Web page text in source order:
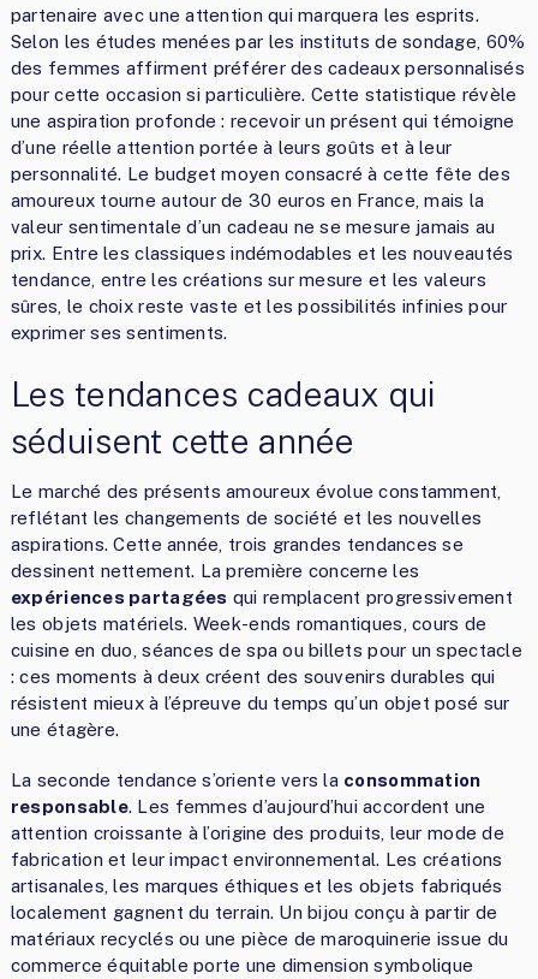
partenaire avec une attention qui marquera les esprits.
Selon les études menées par les instituts de sondage, 60%
des femmes affirment préférer des cadeaux personnalisés
pour cette occasion si particulière. Cette statistique révèle
une aspiration profonde : recevoir un présent qui témoigne
d’une réelle attention portée à leurs goûts et à leur
personnalité. Le budget moyen consacré à cette fête des
amoureux tourne autour de 30 euros en France, mais la
valeur sentimentale d’un cadeau ne se mesure jamais au
prix. Entre les classiques indémodables et les nouveautés
tendance, entre les créations sur mesure et les valeurs
sûres, le choix reste vaste et les possibilités infinies pour
exprimer ses sentiments.
Les tendances cadeaux qui
séduisent cette année
Le marché des présents amoureux évolue constamment,
reflétant les changements de société et les nouvelles
aspirations. Cette année, trois grandes tendances se
dessinent nettement. La première concerne les
expériences partagées qui remplacent progressivement
les objets matériels. Week-ends romantiques, cours de
cuisine en duo, séances de spa ou billets pour un spectacle
: ces moments à deux créent des souvenirs durables qui
résistent mieux à l’épreuve du temps qu’un objet posé sur
une étagère.
La seconde tendance s’oriente vers la consommation
responsable. Les femmes d’aujourd’hui accordent une
attention croissante à l’origine des produits, leur mode de
fabrication et leur impact environnemental. Les créations
artisanales, les marques éthiques et les objets fabriqués
localement gagnent du terrain. Un bijou conçu à partir de
matériaux recyclés ou une pièce de maroquinerie issue du
commerce équitable porte une dimension symbolique